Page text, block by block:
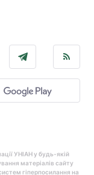
УНІАН у будь-якій
матеріалів сайту
гіперпосилання на